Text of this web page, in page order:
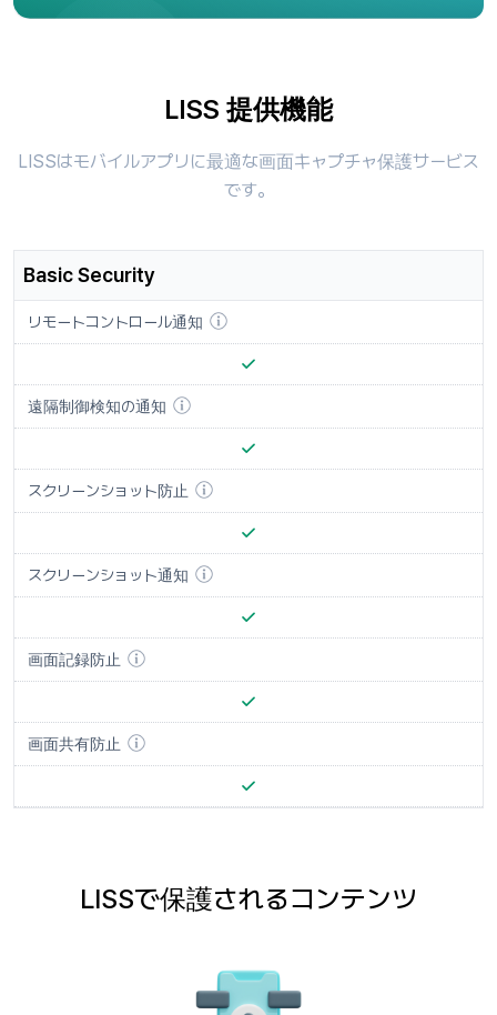
LISS 提供機能
LISSはモバイルアプリに最適な画面キャプチャ保護サービス
です。
Basic Security
リモートコントロール通知
遠隔制御検知の通知
スクリーンショット防止
スクリーンショット通知
画面記録防止
画面共有防止
LISSで保護されるコンテンツ